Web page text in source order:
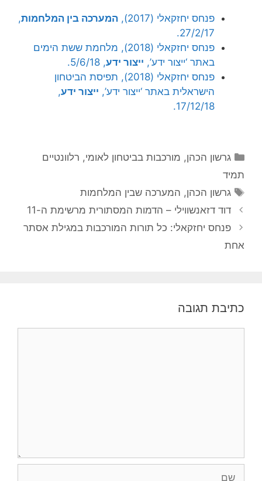
פנחס יחזקאלי (2017), המערכה בין המלחמות,
27/2/17.
פנחס יחזקאלי (2018), מלחמת ששת הימים
באתר ‘ייצור ידע’, ייצור ידע, 5/6/18.
פנחס יחזקאלי (2018), תפיסת הביטחון
הישראלית באתר ‘ייצור ידע’, ייצור ידע,
17/12/18.
קטגוריות
גרשון הכהן, מורכבות בביטחון לאומי, רלוונטיים
תמיד
תגיות
גרשון הכהן, המערכה שבין המלחמות
דוד דזאנשווילי – הדמות המסתורית מרשימת ה-11
פנחס יחזקאלי: כל תורות המורכבות במגילת אסתר
אחת
כתיבת תגובה